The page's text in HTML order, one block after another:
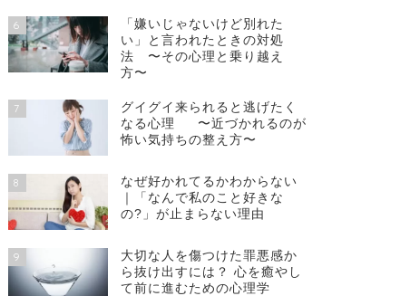
6
「嫌いじゃないけど別れた
い」と言われたときの対処
法 〜その心理と乗り越え
方〜
7
グイグイ来られると逃げたく
なる心理 〜近づかれるのが
怖い気持ちの整え方〜
8
なぜ好かれてるかわからない
｜「なんで私のこと好きな
の?」が止まらない理由
9
大切な人を傷つけた罪悪感か
ら抜け出すには？ 心を癒やし
て前に進むための心理学